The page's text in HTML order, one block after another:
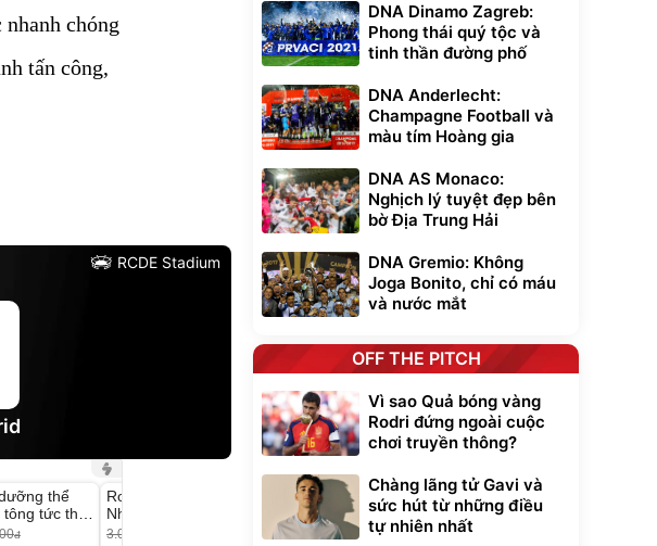
chóng
tấn công,
RCDE Stadium
thể
tông tức thì
Body
đ
Robot Hút Bụi Lau
Nhà - D2-001 -
Thông Minh
3.000.000
Vali Bamozo
Khung Nhôm
9066 Size
1.000.000
DNA Dinamo Zagreb:
Phong thái quý tộc và
tinh thần đường phố
DNA Anderlecht:
Champagne Football và
màu tím Hoàng gia
DNA AS Monaco:
Nghịch lý tuyệt đẹp bên
bờ Địa Trung Hải
DNA Gremio: Không
Joga Bonito, chỉ có máu
và nước mắt
OFF THE PITCH
Vì sao Quả bóng vàng
Rodri đứng ngoài cuộc
chơi truyền thông?
Chàng lãng tử Gavi và
sức hút từ những điều
tự nhiên nhất